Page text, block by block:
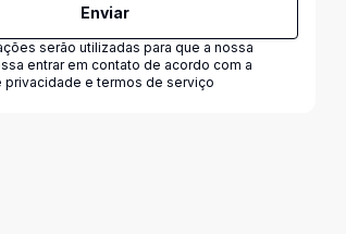
Enviar
serão utilizadas para que a nossa
entrar em contato de acordo com a
privacidade e termos de serviço